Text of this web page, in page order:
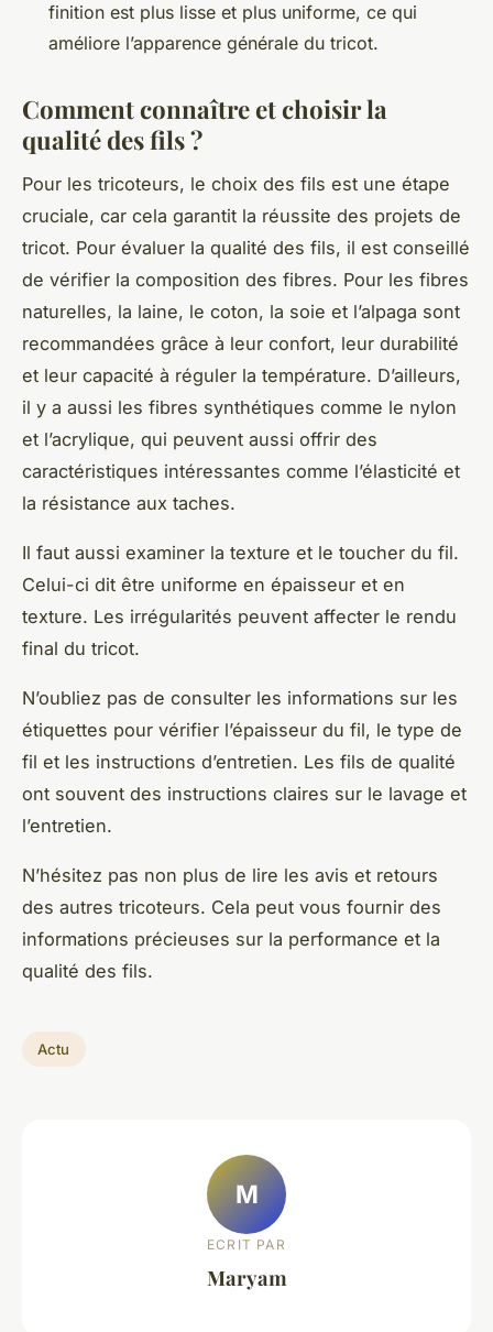
finition est plus lisse et plus uniforme, ce qui
améliore l’apparence générale du tricot.
Comment connaître et choisir la
qualité des fils ?
Pour les tricoteurs, le choix des fils est une étape
cruciale, car cela garantit la réussite des projets de
tricot. Pour évaluer la qualité des fils, il est conseillé
de vérifier la composition des fibres. Pour les fibres
naturelles, la laine, le coton, la soie et l’alpaga sont
recommandées grâce à leur confort, leur durabilité
et leur capacité à réguler la température. D’ailleurs,
il y a aussi les fibres synthétiques comme le nylon
et l’acrylique, qui peuvent aussi offrir des
caractéristiques intéressantes comme l’élasticité et
la résistance aux taches.
Il faut aussi examiner la texture et le toucher du fil.
Celui-ci dit être uniforme en épaisseur et en
texture. Les irrégularités peuvent affecter le rendu
final du tricot.
N’oubliez pas de consulter les informations sur les
étiquettes pour vérifier l’épaisseur du fil, le type de
fil et les instructions d’entretien. Les fils de qualité
ont souvent des instructions claires sur le lavage et
l’entretien.
N’hésitez pas non plus de lire les avis et retours
des autres tricoteurs. Cela peut vous fournir des
informations précieuses sur la performance et la
qualité des fils.
Actu
M
ECRIT PAR
Maryam